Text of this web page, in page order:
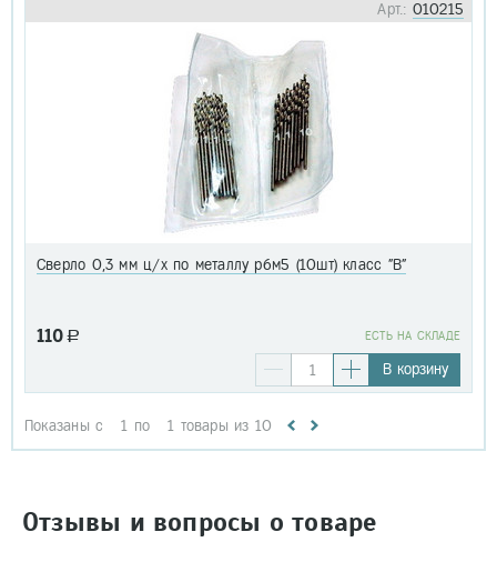
Арт.: 010215
Сверло 0,3 мм ц/х по металлу р6м5 (10шт) класс "В"
110 a EСТЬ НА СКЛАДЕ
В корзину
Показаны с 1 по 1 товары из 10
Отзывы и вопросы о товаре